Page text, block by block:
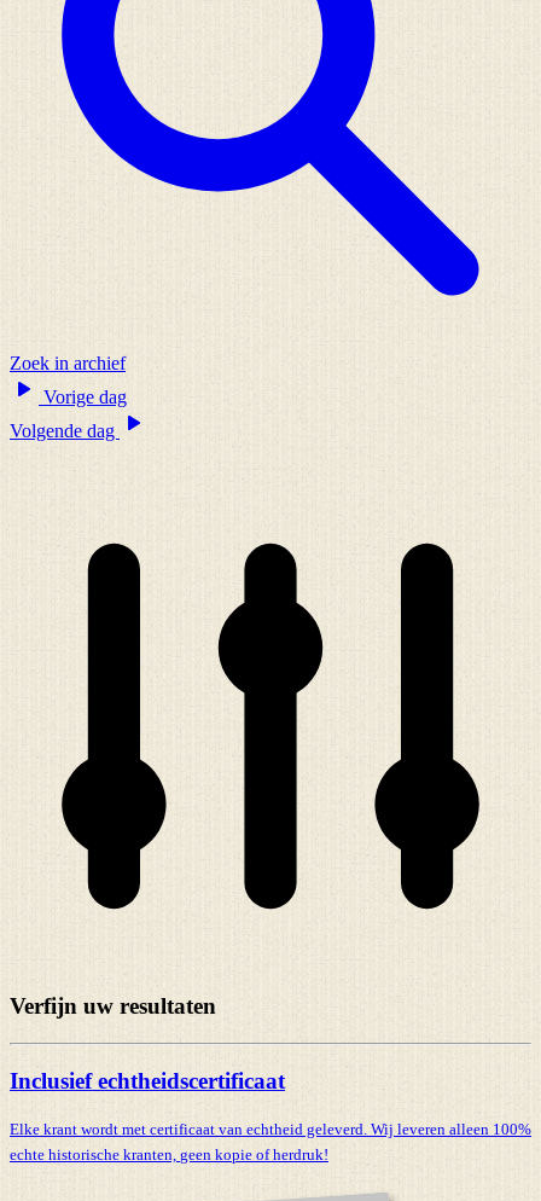
Zoek in archief
Vorige dag
Volgende dag
Verfijn uw resultaten
Inclusief echtheidscertificaat
Elke krant wordt met certificaat van echtheid geleverd. Wij leveren alleen 100%
echte historische kranten, geen kopie of herdruk!